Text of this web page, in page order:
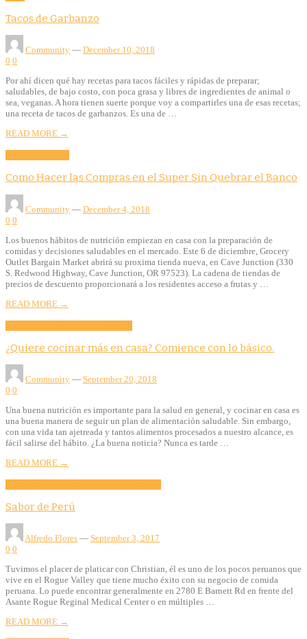
Tacos de Garbanzo
Community — December 10, 2018
0 0
Por ahí dicen qué hay recetas para tacos fáciles y rápidas de preparar;
saludables, de bajo costo, con poca grasa y libres de ingredientes de animal o
sea, veganas. A hora tienen suerte porque voy a compartirles una de esas recetas;
una receta de tacos de garbanzos. Es una de …
READ MORE →
Como Hacer las Compras en el Super Sin Quebrar el Banco
Community — December 4, 2018
0 0
Los buenos hábitos de nutrición empiezan en casa con la preparación de
comidas y decisiones saludables en el mercado. Este 6 de diciembre, Grocery
Outlet Bargain Market abrirá su proxima tienda nueva, en Cave Junction (330
S. Redwood Highway, Cave Junction, OR 97523). La cadena de tiendas de
precios de descuento proporcionará a los residentes acceso a frutas y …
READ MORE →
¿Quiere cocinar más en casa? Comience con lo básico.
Community — September 20, 2018
0 0
Una buena nutrición es importante para la salud en general, y cocinar en casa es
una buena manera de seguir un plan de alimentación saludable. Sin embargo,
con una vida tan ajetreada y tantos alimentos procesados a nuestro alcance, es
fácil salirse del hábito. ¿La buena noticia? Nunca es tarde …
READ MORE →
Sabor de Perú
Alfredo Flores — September 3, 2017
0 0
Tuvimos el placer de platicar con Christian, él es uno de los pocos peruanos que
vive en el Rogue Valley que tiene mucho éxito con su negocio de comida
peruana. Lo puede encontrar generalmente en 2780 E Barnett Rd en frente del
Asante Rogue Reginal Medical Center o en múltiples …
READ MORE →